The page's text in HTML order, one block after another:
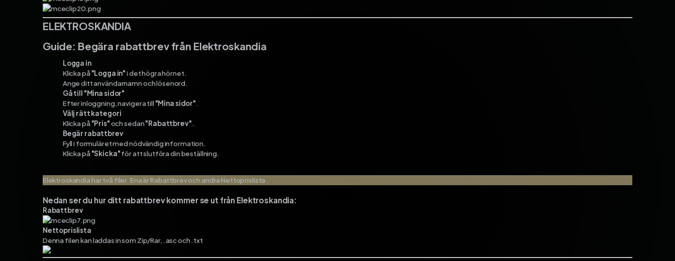
ELEKTROSKANDIA
Guide: Begära rabattbrev från Elektroskandia
Logga in
Klicka på "Logga in"i det högra hörnet.
Ange ditt användarnamn och lösenord.
Gå till "Mina sidor"
Efter inloggning, navigera till "Mina sidor".
Välj rätt kategori
Klicka på "Pris"och sedan"Rabattbrev".
Begär rabattbrev
Fyll i formuläret med nödvändig information.
Klicka på "Skicka"för att slutföra din beställning.
Elektroskandia har två filer. Ena är Rabattbrev och andra Nettoprislista
Nedan ser du hur ditt rabattbrev kommer se ut från Elektroskandia:
Rabattbrev
Nettoprislista
Denna filen kan laddas in som Zip/Rar, .asc och .txt